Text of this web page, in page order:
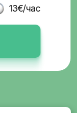
13€/час